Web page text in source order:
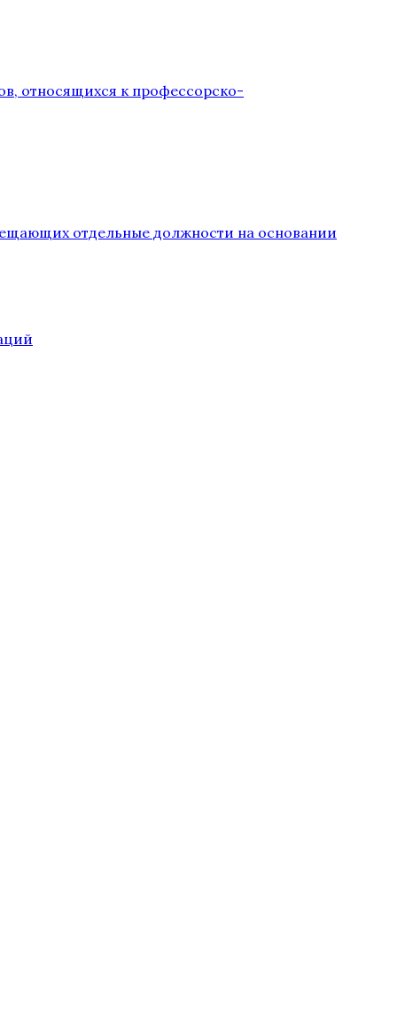
относящихся к профессорско-
отдельные должности на основании